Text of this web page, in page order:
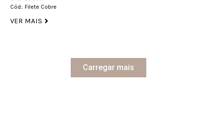
Cód.: Filete Cobre
VER MAIS
Carregar mais